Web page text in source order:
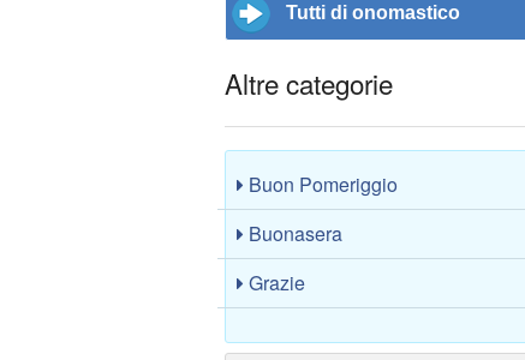
Tutti di onomastico
Altre categorie
Buon Pomeriggio
Buonasera
Grazie